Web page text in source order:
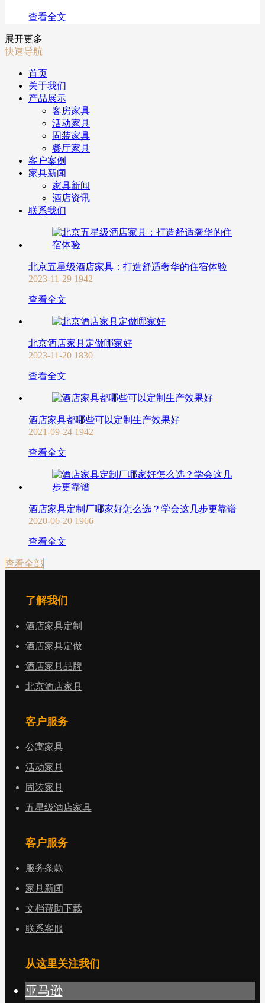
查看全文
展开更多
快速导航
首页
关于我们
产品展示
客房家具
活动家具
固装家具
餐厅家具
客户案例
家具新闻
家具新闻
酒店资讯
联系我们
北京五星级酒店家具：打造舒适奢华的住宿体验
2023-11-29 1942
查看全文
北京酒店家具定做哪家好
2023-11-20 1830
查看全文
酒店家具都哪些可以定制生产效果好
2021-09-24 1942
查看全文
酒店家具定制厂哪家好怎么选？学会这几步更靠谱
2020-06-20 1966
查看全文
查看全部
了解我们
酒店家具定制
酒店家具定做
酒店家具品牌
北京酒店家具
客户服务
公寓家具
活动家具
固装家具
五星级酒店家具
客户服务
服务条款
家具新闻
文档帮助下载
联系客服
从这里关注我们
亚马逊